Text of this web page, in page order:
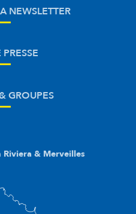
NEWSLETTER
PRESSE
GROUPES
Riviera & Merveilles